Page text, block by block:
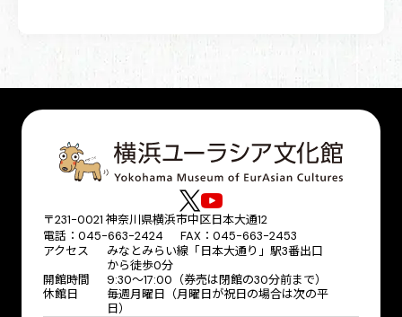
〒231-0021 神奈川県横浜市中区日本大通12
電話：045-663-2424 FAX：045-663-2453
アクセス
みなとみらい線「日本大通り」駅3番出口
から徒歩0分
開館時間
9:30～17:00（券売は閉館の30分前まで）
休館日
毎週月曜日（月曜日が祝日の場合は次の平
日）